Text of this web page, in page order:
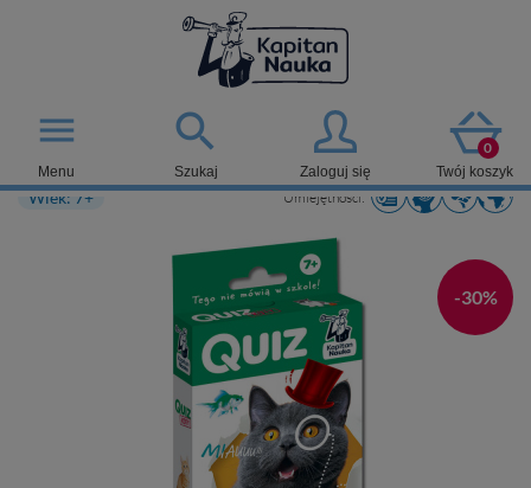

Szukaj Zaloguj się
0
Twój koszyk
menu
Menu
Wiek: 7+ Umiejętności:
-30%